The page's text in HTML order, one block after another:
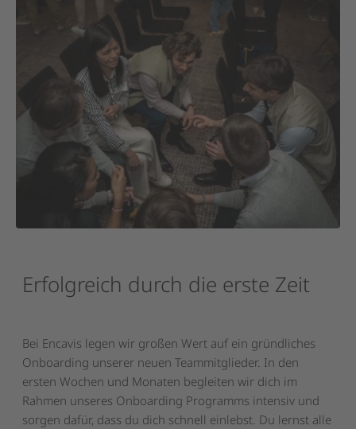
Erfolgreich durch die erste Zeit
Bei Encavis legen wir großen Wert auf ein gründliches
Onboarding unserer neuen Teammitglieder. In den
ersten Wochen und Monaten begleiten wir dich im
Rahmen unseres Onboarding Programms intensiv und
sorgen dafür, dass du dich schnell einlebst. Du lernst alle